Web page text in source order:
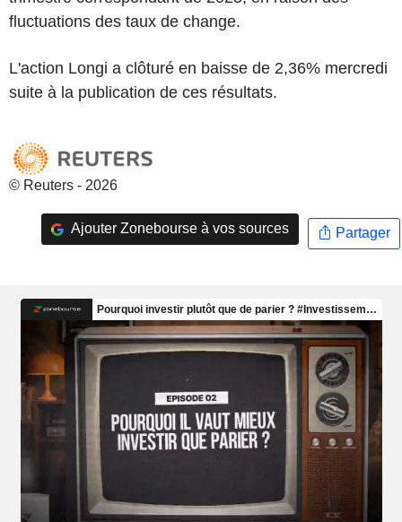
fluctuations des taux de change.
L'action Longi a clôturé en baisse de 2,36% mercredi
suite à la publication de ces résultats.
© Reuters - 2026
Ajouter Zonebourse à vos sources Partager